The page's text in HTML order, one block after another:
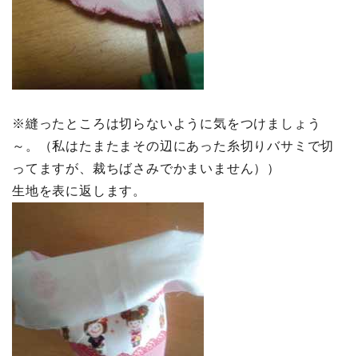
※縫ったところは切らないように気をつけましょう
～。（私はたまたまその辺にあった糸切りバサミで切
ってますが、裁ちばさみでかまいません））
生地を表に返します。